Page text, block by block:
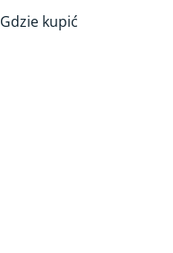
Gdzie kupić